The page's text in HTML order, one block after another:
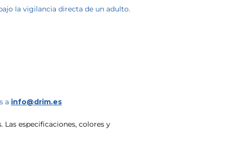
la vigilancia directa de un adulto.
a info@drim.es
especificaciones, colores y